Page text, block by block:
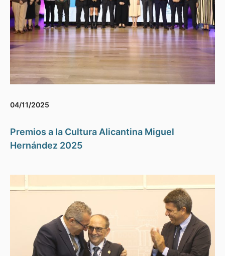
04/11/2025
Premios a la Cultura Alicantina Miguel
Hernández 2025